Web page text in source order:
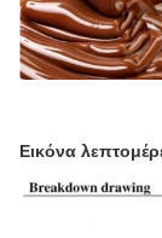
Εικόνα